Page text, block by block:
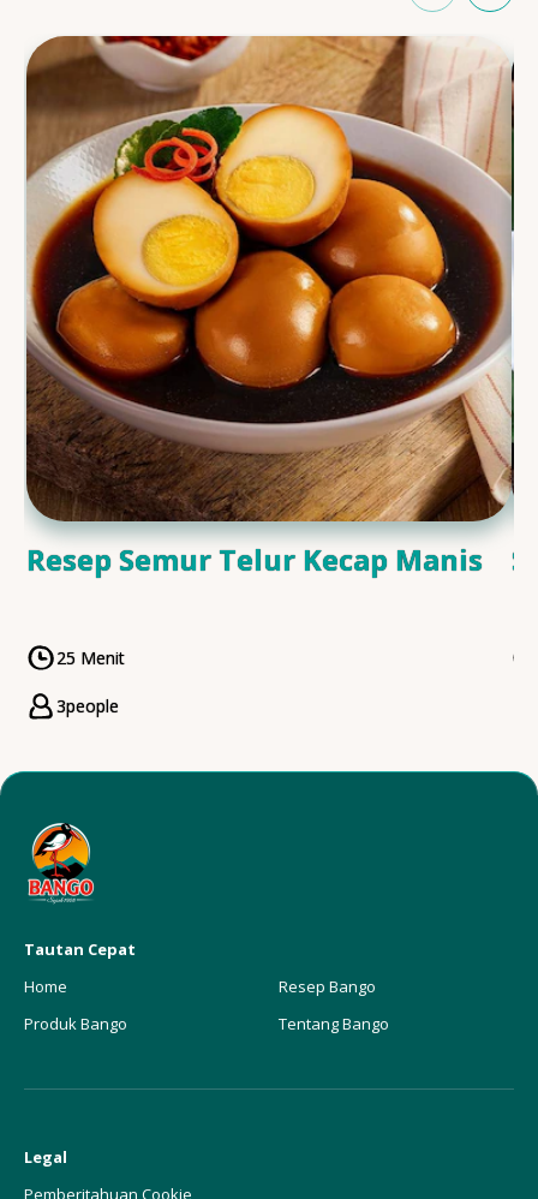
Resep Semur Telur Kecap Manis
CookingTime
25 Menit
Servings
3people
Tautan Cepat
Home
Produk Bango
Resep Bango
Tentang Bango
Legal
Pemberitahuan Cookie